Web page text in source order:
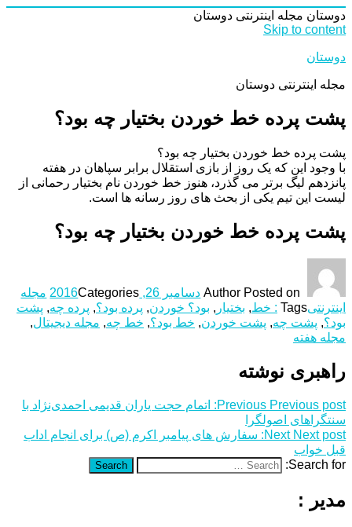
دوستان مجله اینترنتی دوستان
Skip to content
دوستان
مجله اینترنتی دوستان
پشت پرده خط خوردن بختیار چه بود؟
پشت پرده خط خوردن بختیار چه بود؟
با وجود این که یک روز از بازی استقلال برابر سپاهان در هفته
پانزدهم لیگ برتر می گذرد، هنوز خط خوردن نام بختیار رحمانی از
لیست این تیم یکی از بحث های روز رسانه ها است.
پشت پرده خط خوردن بختیار چه بود؟
Author Posted on دسامبر 26, 2016 Categories
مجله
اینترنتیTags : خط, بختیار , بود؟ خوردن, پرده بود؟, پرده چه, پشت
بود؟, پشت چه, پشت خوردن, خط بود؟, خط چه, مجله دیجیتال,
مجله هفته
راهبری نوشته
Previous Previous post:
اتمام حجت یاران قدیمی احمدی‌نژاد با
سنت‎گراهای اصولگرا
Next Next post:
سفارش های پیامبر اکرم (ص) برای انجام اداب
قبل خواب
Search for:
Search
مدیر :